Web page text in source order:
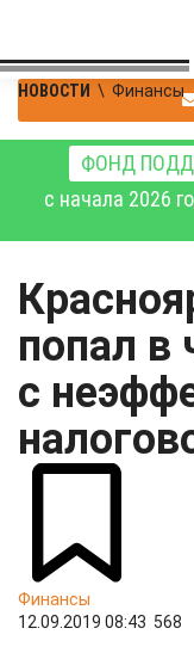
НОВОСТИ \ Финансы
ФОНД
с начала 2026
попал в
с
Финансы
12.09.2019 08:43 568